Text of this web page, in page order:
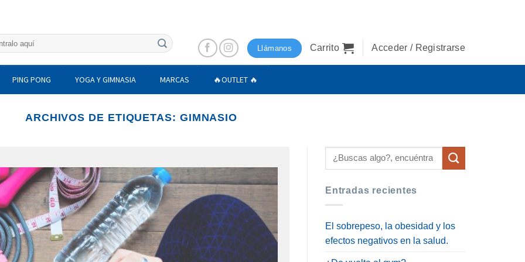
Llámanos Carrito Acceder / Registrarse
PING PONG YOGA Y GIMNASIA MARCAS 🔥OUTLET 🔥
ARCHIVOS DE ETIQUETAS: GIMNASIO
Entradas recientes
El sobrepeso, la obesidad y los
efectos negativos en la salud.